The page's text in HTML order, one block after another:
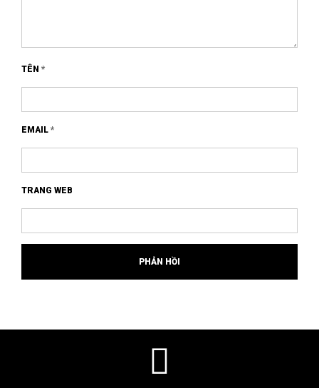
TÊN *
EMAIL *
TRANG WEB